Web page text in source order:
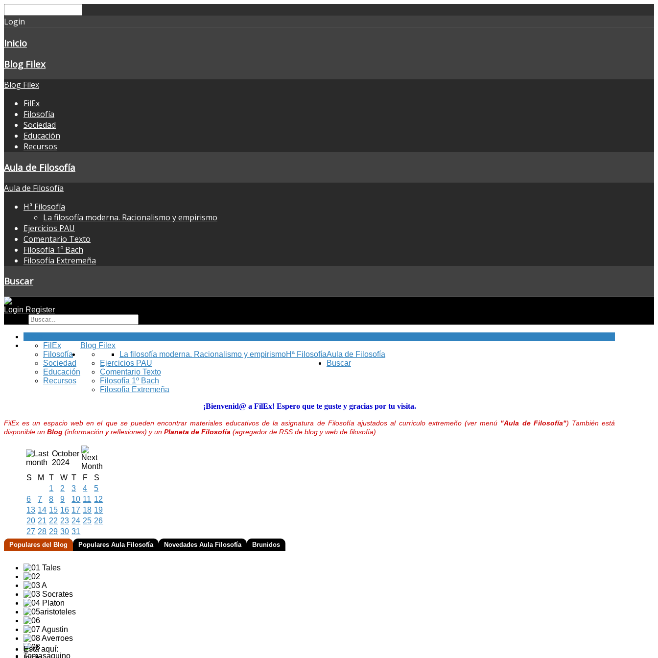
Login
Inicio
Blog Filex
Blog Filex
FilEx
Filosofía
Sociedad
Educación
Recursos
Aula de Filosofía
Aula de Filosofía
Hª Filosofía
La filosofía moderna. Racionalismo y empirismo
Ejercicios PAU
Comentario Texto
Filosofía 1º Bach
Filosofía Extremeña
Buscar
Login Register
Blog Filex
FilEx
Filosofía
Sociedad
Educación
Recursos
Aula de Filosofía
Hª Filosofía
La filosofía moderna. Racionalismo y empirismo
Ejercicios PAU
Comentario Texto
Filosofía 1º Bach
Filosofía Extremeña
Buscar
¡Bienvenid@ a FilEx! Espero que te guste y gracias por tu visita.
FilEx es un espacio web en el que se pueden encontrar materiales educativos de la asignatura de Filosofía ajustados al curriculo extremeño (ver menú "Aula de Filosofía") También está
disponible un Blog (información y reflexiones) y un Planeta de Filosofía (agregador de RSS de blog y web de filosofía).
October
2024
S
M T W T F
S
1
2 3 4
5
6
7 8 9 10 11 12
13 14 15 16 17 18 19
20 21 22 23 24 25 26
27 28 29 30 31
Populares del Blog Populares Aula Filosofía Novedades Aula Filosofía Brunidos
Está aquí: